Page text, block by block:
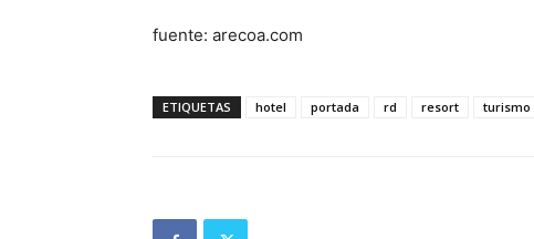
fuente: arecoa.com
ETIQUETAS hotel portada rd resort turismo